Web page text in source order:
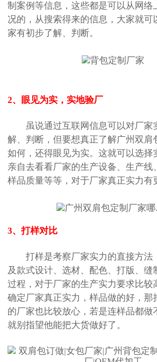
制案例等信息，这些都是可以从网络
况的，从搜索得来的信息，大家就可
家有初步了解、判断。
2、眼见为实，实地验厂
虽说通过互联网信息可以对厂家
解、判断，但要想真正了解广州双肩
如何，还得眼见为实。这就可以选择
亲自去看看厂家的生产设备、生产线
样品质量等等，对于厂家真正实力有
3、打样对比
打样是考察厂家实力的直接方法
及款式设计、选材、配色、打版、缝
过程，对于厂家的生产实力要求比较
确定厂家真正实力，样品做的好，那
的厂家也比较放心，若是连样品都做
就别指望他能把大货做好了。